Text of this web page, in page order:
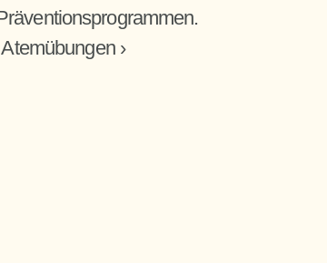
Atemübungen ›